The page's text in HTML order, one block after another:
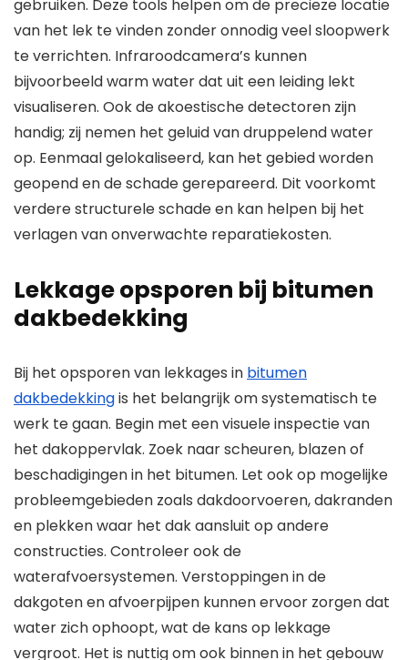
gebruiken. Deze tools helpen om de precieze locatie
van het lek te vinden zonder onnodig veel sloopwerk
te verrichten. Infraroodcamera’s kunnen
bijvoorbeeld warm water dat uit een leiding lekt
visualiseren. Ook de akoestische detectoren zijn
handig; zij nemen het geluid van druppelend water
op. Eenmaal gelokaliseerd, kan het gebied worden
geopend en de schade gerepareerd. Dit voorkomt
verdere structurele schade en kan helpen bij het
verlagen van onverwachte reparatiekosten.
Lekkage opsporen bij bitumen
dakbedekking
Bij het opsporen van lekkages in bitumen
dakbedekkingis het belangrijk om systematisch te
werk te gaan. Begin met een visuele inspectie van
het dakoppervlak. Zoek naar scheuren, blazen of
beschadigingen in het bitumen. Let ook op mogelijke
probleemgebieden zoals dakdoorvoeren, dakranden
en plekken waar het dak aansluit op andere
constructies. Controleer ook de
waterafvoersystemen. Verstoppingen in de
dakgoten en afvoerpijpen kunnen ervoor zorgen dat
water zich ophoopt, wat de kans op lekkage
vergroot. Het is nuttig om ook binnen in het gebouw